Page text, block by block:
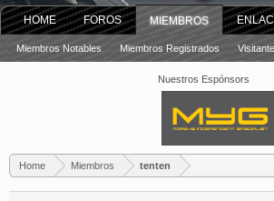
Nuestros Espónsors
Home Miembros tenten
HOME FOROS MIEMBROS
Miembros Notables Miembros Registrados